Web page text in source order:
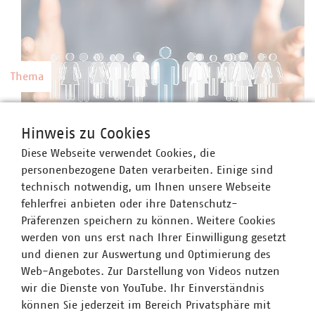
Thema
Kommunale Unternehmen arbeiten hoch
professionell, sind innovativ, zahlen nach Tarif
und bieten gute Weiterbildungsmöglichkeiten
sowie berufliche Perspektiven.
Thema
Hinweis zu Cookies
Diese Webseite verwendet Cookies, die
personenbezogene Daten verarbeiten. Einige sind
technisch notwendig, um Ihnen unsere Webseite
fehlerfrei anbieten oder ihre Datenschutz-
Präferenzen speichern zu können. Weitere Cookies
werden von uns erst nach Ihrer Einwilligung gesetzt
und dienen zur Auswertung und Optimierung des
Web-Angebotes. Zur Darstellung von Videos nutzen
wir die Dienste von YouTube. Ihr Einverständnis
können Sie jederzeit im Bereich Privatsphäre mit